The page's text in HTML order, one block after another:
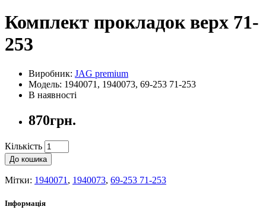
Комплект прокладок верх 71-
253
Виробник: JAG premium
Модель: 1940071, 1940073, 69-253 71-253
В наявності
870грн.
Кількість
До кошика
Мітки: 1940071 , 1940073, 69-253 71-253
Інформація